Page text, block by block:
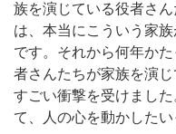
族を演じている役者さ
は、本当にこういう家
です。それから何年か
者さんたちが家族を演
すごい衝撃を受けまし
て、人の心を動かした